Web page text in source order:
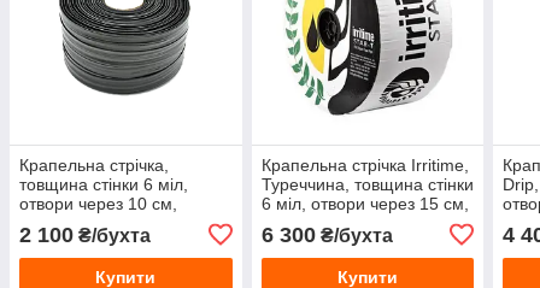
Крапельна стрічка,
товщина стінки 6 міл,
отвори через 10 см,
щілинна, витрата води 1,4
л/год, довжина 1000 м.
2 100 ₴/бухта
Купити
Крапельна стрічка Irritime,
Туреччина, товщина стінки
6 міл, отвори через 15 см,
довжина 2500м
6 300₴/бухта
Купити
4